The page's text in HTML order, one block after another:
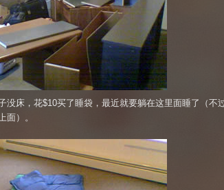
没床，花$10买了睡袋，最近就要躺在这里面睡了（不
面）。